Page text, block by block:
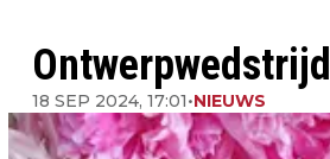
18 SEP 2024, 17:01•NIEUWS